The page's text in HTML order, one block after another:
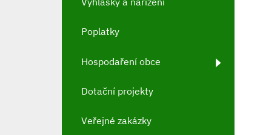
Poplatky
Hospodaření obce
Dotační projekty
Veřejné zakázky